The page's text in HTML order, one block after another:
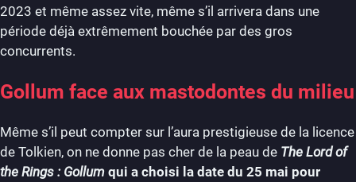
2023 et même assez vite, même s’il arrivera dans une
période déjà extrêmement bouchée par des gros
concurrents.
Gollum face aux mastodontes du milieu
Même s’il peut compter sur l’aura prestigieuse de la licence
de Tolkien, on ne donne pas cher de la peau de The Lord of
the Rings : Gollum qui a choisi la date du 25 mai pour